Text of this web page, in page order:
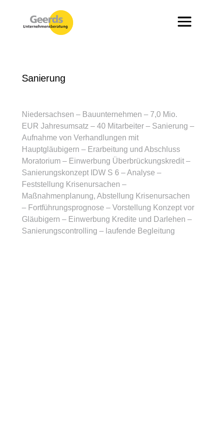
Sanierung
Niedersachsen – Bauunternehmen – 7,0 Mio.
EUR Jahresumsatz – 40 Mitarbeiter – Sanierung –
Aufnahme von Verhandlungen mit
Hauptgläubigern – Erarbeitung und Abschluss
Moratorium – Einwerbung Überbrückungskredit –
Sanierungskonzept IDW S 6 – Analyse –
Feststellung Krisenursachen –
Maßnahmenplanung, Abstellung Krisenursachen
– Fortführungsprognose – Vorstellung Konzept vor
Gläubigern – Einwerbung Kredite und Darlehen –
Sanierungscontrolling – laufende Begleitung